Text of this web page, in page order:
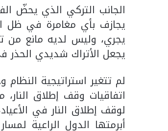
الجانب التركي الذي يحضّ
يجازف بأي مغامرة في ظل
يجري، وليس لديه مانع من
يجعل الأتراك شديدي الحذر
لم تتغير استراتيجية
اتفاقيات وقف إطلاق
لوقف إطلاق النار في
أبرمتها الدول الراعية